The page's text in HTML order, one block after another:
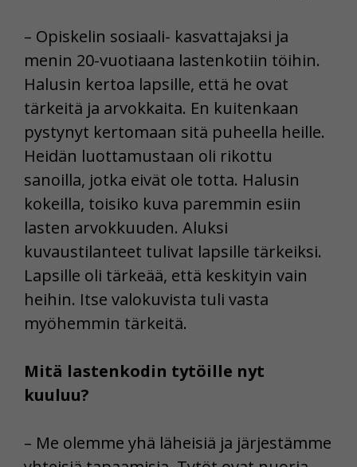
– Opiskelin sosiaali- kasvattajaksi ja
menin 20-vuotiaana lastenkotiin töihin.
Halusin kertoa lapsille, että he ovat
tärkeitä ja arvokkaita. En kuitenkaan
pystynyt kertomaan sitä puheella heille.
Heidän luottamustaan oli rikottu
sanoilla, jotka eivät ole totta. Halusin
kokeilla, toisiko kuva paremmin esiin
lasten arvokkuuden. Aluksi
kuvaustilanteet tulivat lapsille tärkeiksi.
Lapsille oli tärkeää, että keskityin vain
heihin. Itse valokuvista tuli vasta
myöhemmin tärkeitä.
Mitä lastenkodin tytöille nyt
kuuluu?
– Me olemme yhä läheisiä ja järjestämme